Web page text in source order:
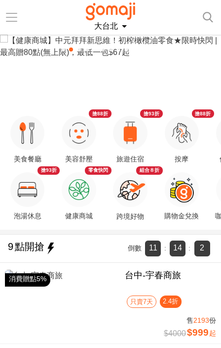
大台北
美食餐廳
泡湯休息
搶93折
美容舒壓
搶88折
健康商城
零食快閃
旅遊住宿
搶93折
跨境好物
組合８折
按摩
搶88折
購物金兌換
9點開搶 倒數 11 : 14 : 1
消費贈點5% 台中-宇春商旅
只賣7天 2.4折
售2193份
$4000$999 起